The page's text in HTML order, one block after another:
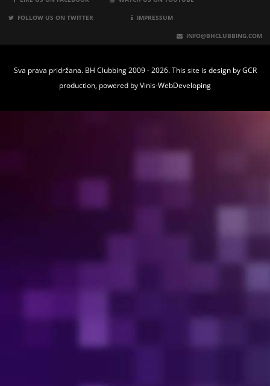
FOLLOW US ON TWITTER IMPRESSUM
INFO@BHCLUBBING.COM
Sva prava pridržana. BH Clubbing 2009 - 2026. This site is design byGCR
production, powered byVinis-WebDeveloping